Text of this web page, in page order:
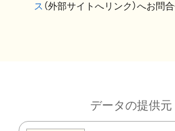
ス （外部サイトへリンク）へお問
データの提供元